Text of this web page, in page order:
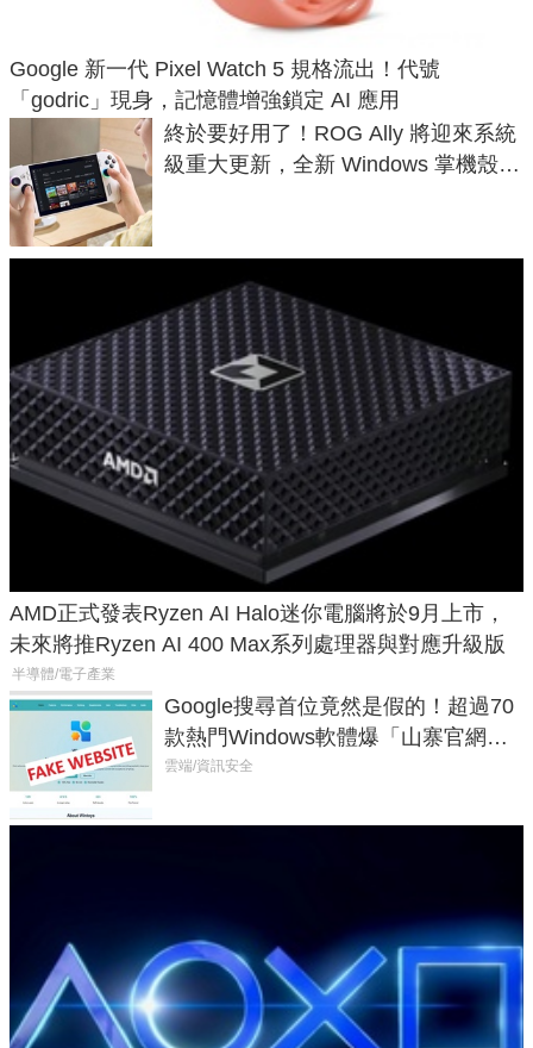
Google 新一代 Pixel Watch 5 規格流出！代號
「godric」現身，記憶體增強鎖定 AI 應用
終於要好用了！ROG Ally 將迎來系統
級重大更新，全新 Windows 掌機殼模
AMD正式發表Ryzen AI Halo迷你電腦將於9月上市，
未來將推Ryzen AI 400 Max系列處理器與對應升級版
半導體/電子產業
Google搜尋首位竟然是假的！超過70
款熱門Windows軟體爆「山寨官網」
危機
雲端/資訊安全